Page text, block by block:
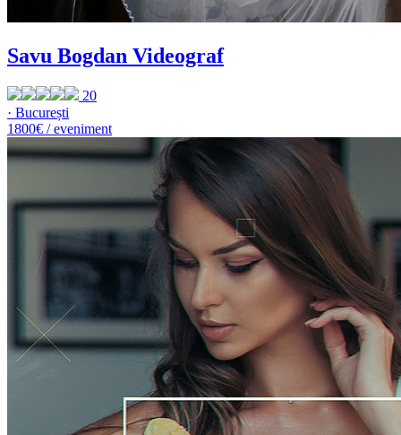
Savu Bogdan Videograf
20
· București
1800€ / eveniment